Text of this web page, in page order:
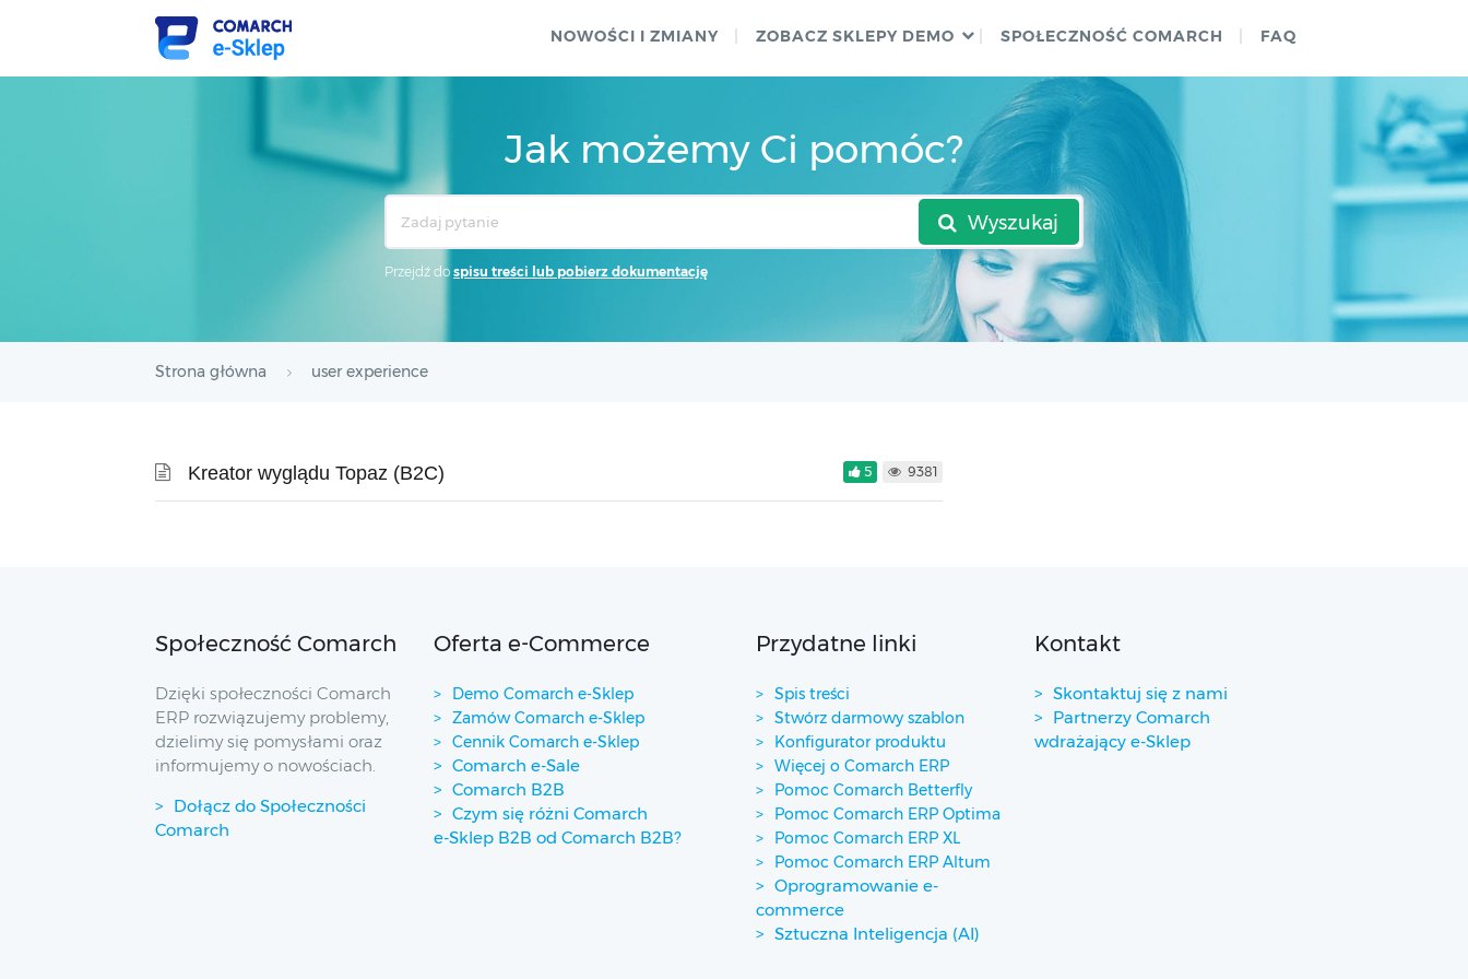
NOWOŚCI I ZMIANY ZOBACZ SKLEPY DEMO SPOŁECZNOŚĆ COMARCH FAQ
Jak możemy Ci pomóc?
Wyszukaj
Przejdź do spisu treści lub pobierz dokumentację
Strona główna user experience
Kreator wyglądu Topaz (B2C) 5 9381
Społeczność Comarch
Dzięki społeczności Comarch
ERP rozwiązujemy problemy,
dzielimy się pomysłami oraz
informujemy o nowościach.
Dołącz do Społeczności
Comarch
Oferta e-Commerce
Demo Comarch e-Sklep
Zamów Comarch e-Sklep
Cennik Comarch e-Sklep
Comarch e-Sale
Comarch B2B
Czym się różni Comarch
e-Sklep B2B od Comarch B2B?
Przydatne linki
Spis treści
Stwórz darmowy szablon
Konfigurator produktu
Więcej o Comarch ERP
Pomoc Comarch Betterfly
Pomoc Comarch ERP Optima
Pomoc Comarch ERP XL
Pomoc Comarch ERP Altum
Oprogramowanie e-
commerce
Sztuczna Inteligencja (AI)
Kontakt
Skontaktuj się z nami
Partnerzy Comarch
wdrażający e-Sklep